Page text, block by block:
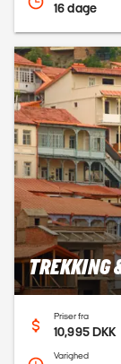
16 dage
TREKKING
Priser fra
10,995 DKK
Varighed